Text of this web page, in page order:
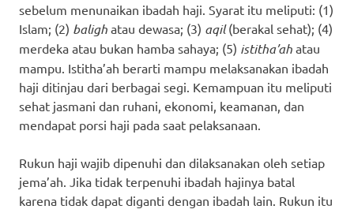
sebelum menunaikan ibadah haji. Syarat itu meliputi: (1)
Islam; (2) baligh atau dewasa; (3) aqil(berakal sehat); (4)
merdeka atau bukan hamba sahaya; (5) istitha’ah atau
mampu. Istitha’ah berarti mampu melaksanakan ibadah
haji ditinjau dari berbagai segi. Kemampuan itu meliputi
sehat jasmani dan ruhani, ekonomi, keamanan, dan
mendapat porsi haji pada saat pelaksanaan.
Rukun haji wajib dipenuhi dan dilaksanakan oleh setiap
jema’ah. Jika tidak terpenuhi ibadah hajinya batal
karena tidak dapat diganti dengan ibadah lain. Rukun itu